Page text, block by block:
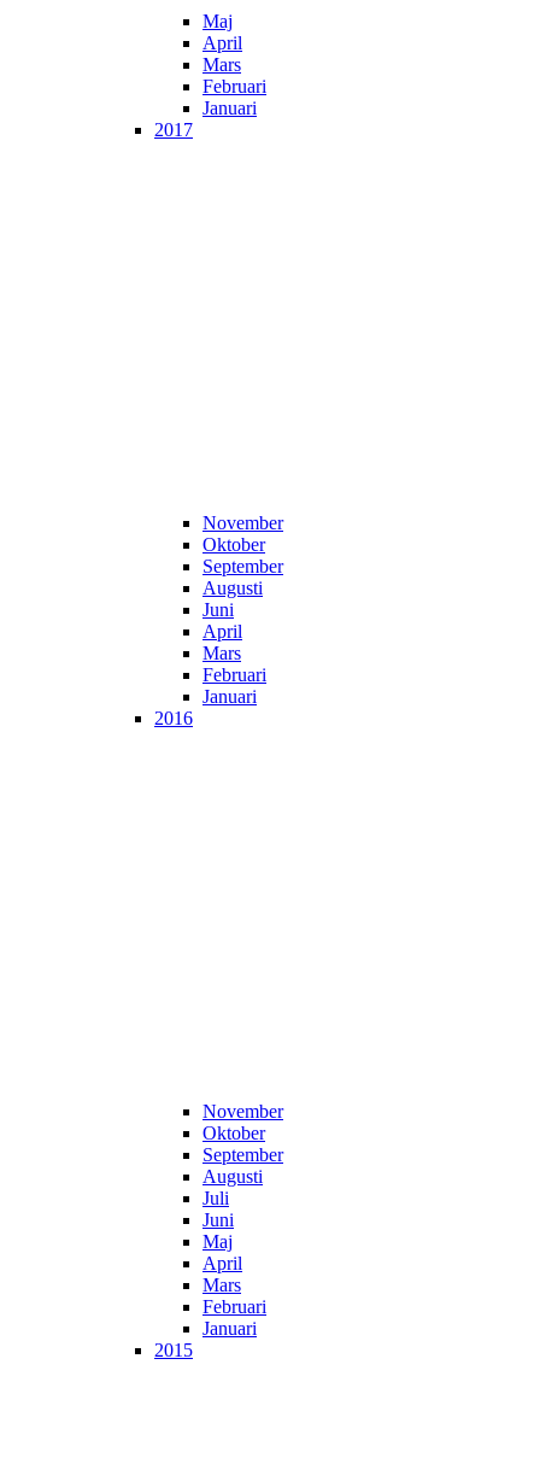
Maj
April
Mars
Februari
Januari
2017
November
Oktober
September
Augusti
Juni
April
Mars
Februari
Januari
2016
November
Oktober
September
Augusti
Juli
Juni
Maj
April
Mars
Februari
Januari
2015